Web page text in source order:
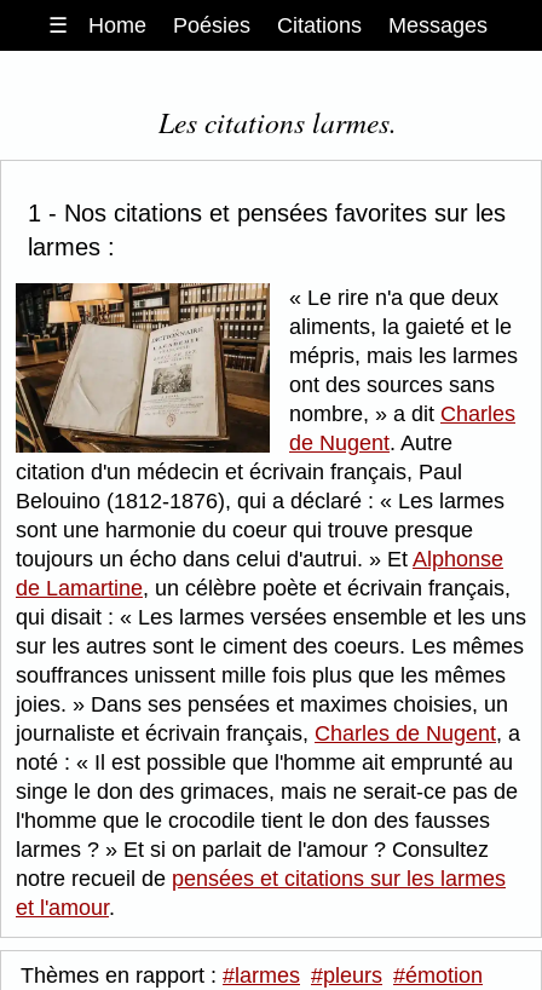
☰ Home Poésies Citations Messages
Les citations larmes.
1 - Nos citations et pensées favorites sur les
larmes :
Le rire n'a que deux
aliments, la gaieté et le
mépris, mais les larmes
ont des sources sans
nombre,
a dit Charles
de Nugent. Autre
citation d'un médecin et écrivain français, Paul
Belouino (1812-1876), qui a déclaré :
Les larmes
sont une harmonie du coeur qui trouve presque
toujours un écho dans celui d'autrui.
Et Alphonse
de Lamartine, un célèbre poète et écrivain français,
qui disait :
Les larmes versées ensemble et les uns
sur les autres sont le ciment des coeurs. Les mêmes
souffrances unissent mille fois plus que les mêmes
joies.
Dans ses pensées et maximes choisies, un
journaliste et écrivain français, Charles de Nugent, a
noté :
Il est possible que l'homme ait emprunté au
singe le don des grimaces, mais ne serait-ce pas de
l'homme que le crocodile tient le don des fausses
larmes ?
Et si on parlait de l'amour ? Consultez
notre recueil de pensées et citations sur les larmes
et l'amour.
Thèmes en rapport : #larmes #pleurs #émotion